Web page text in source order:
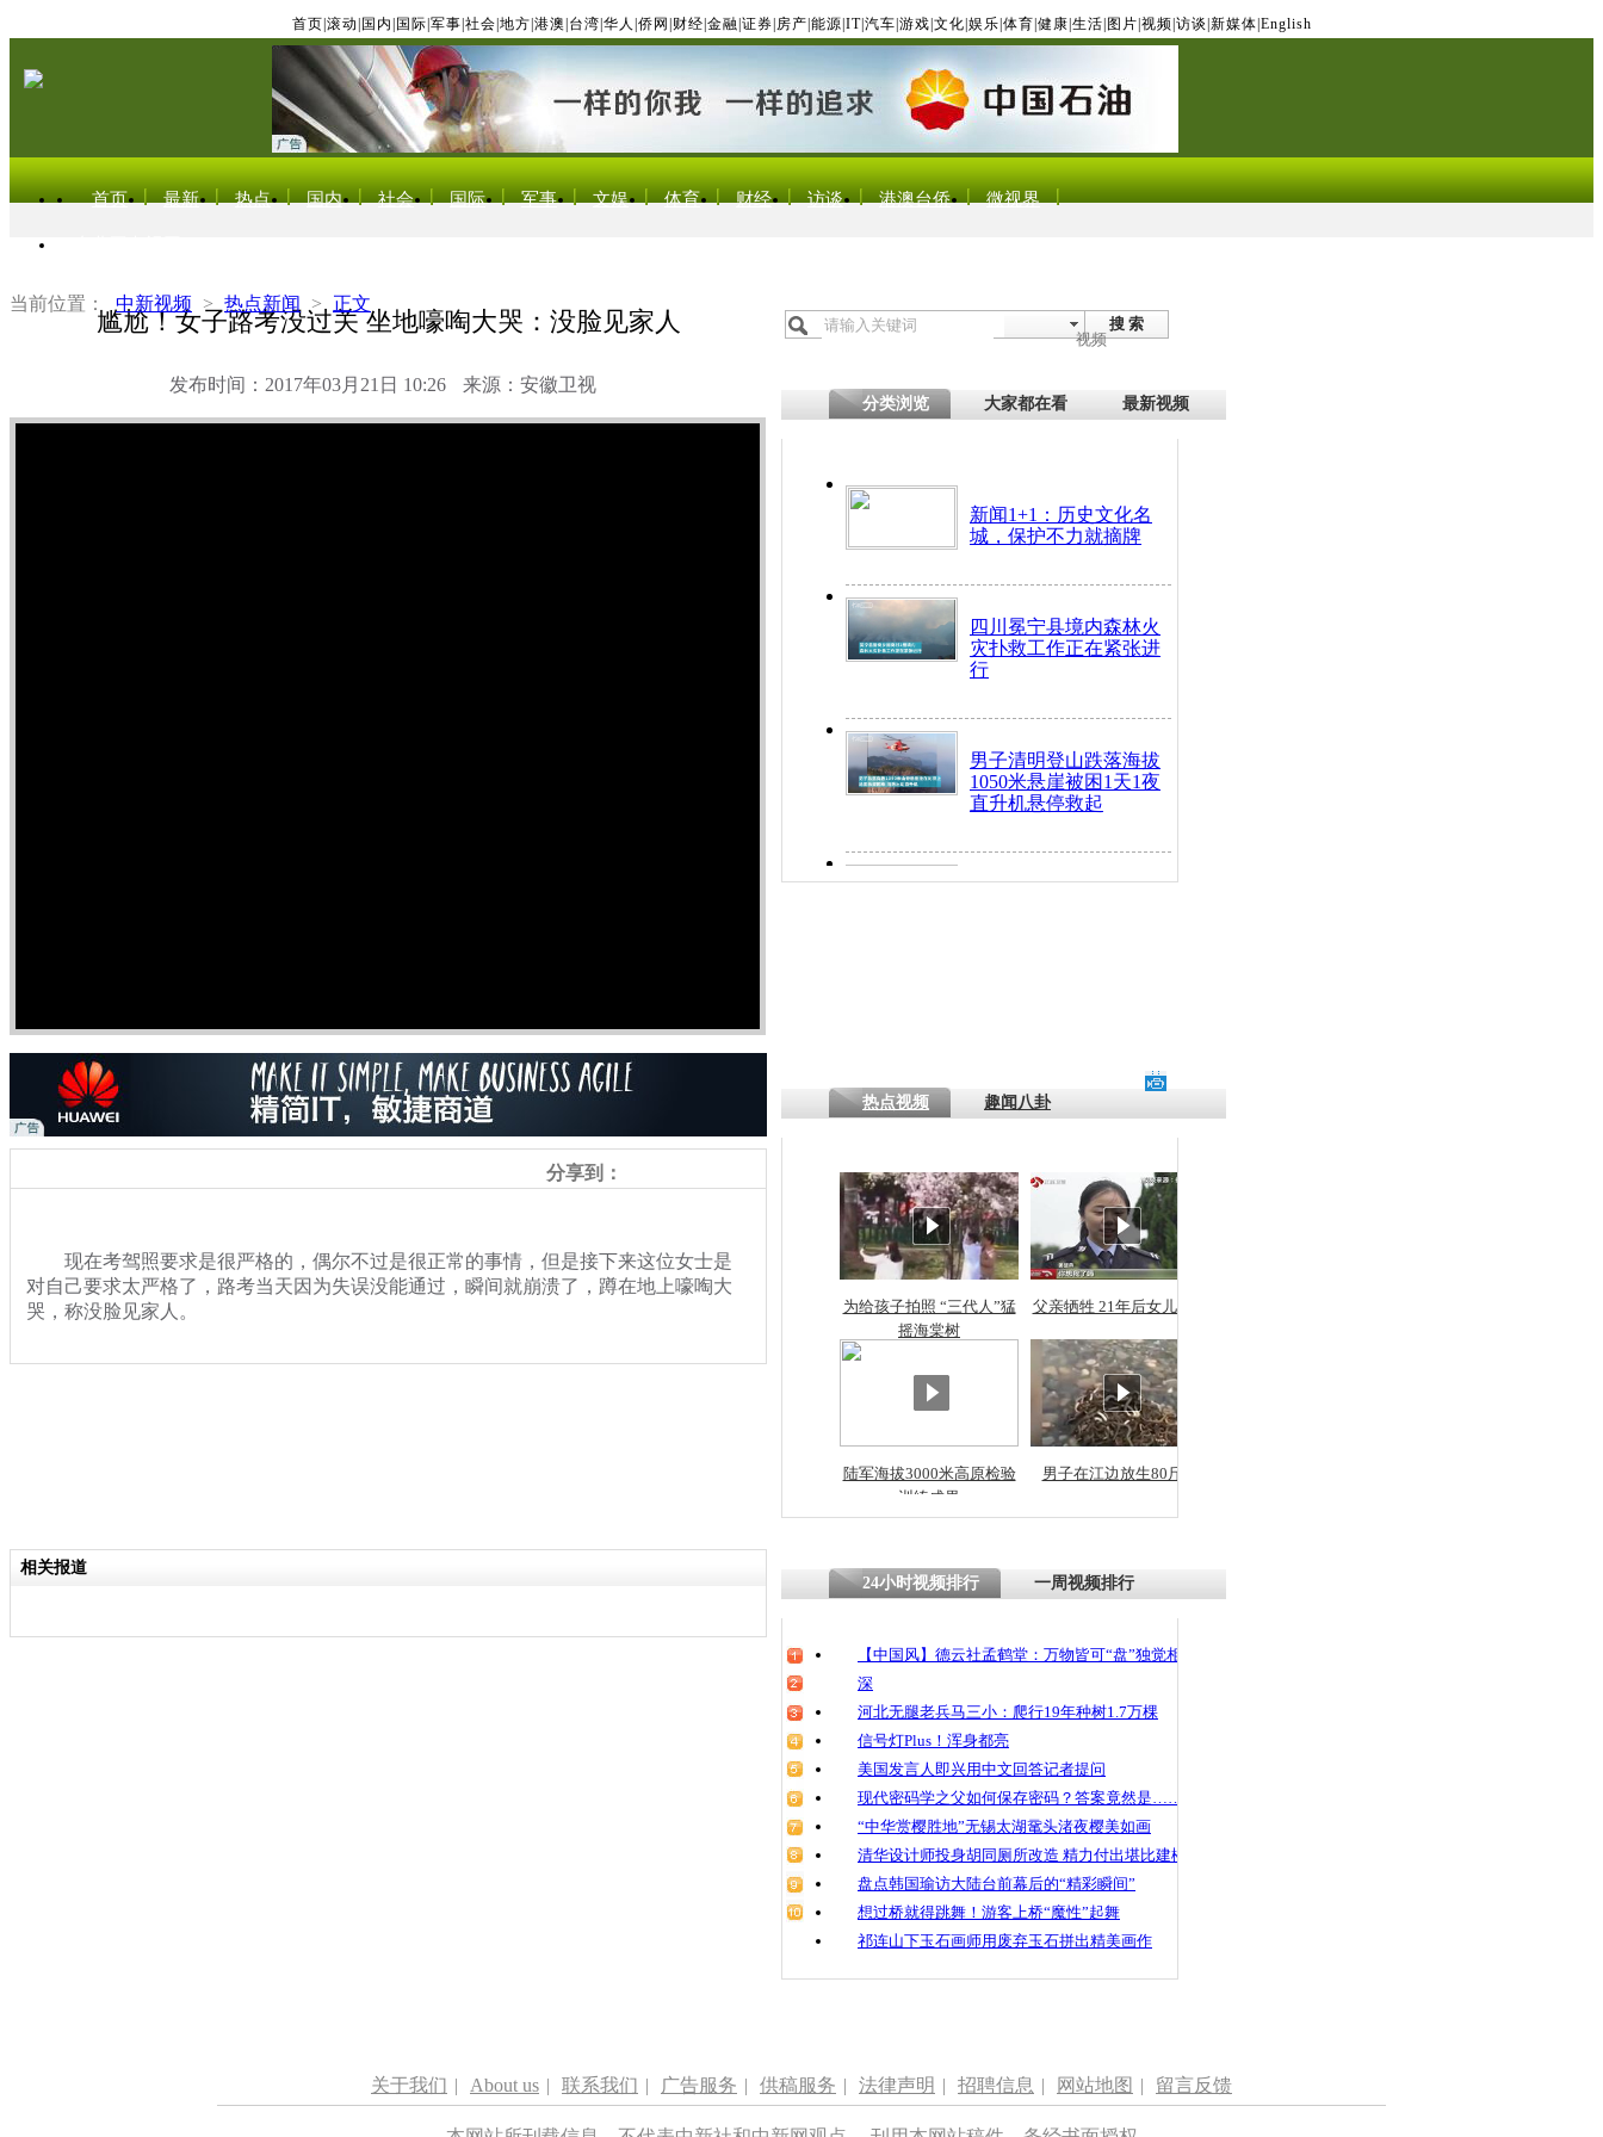
首页 滚动 国内 国际 军事 社会 地方 港澳 台湾 华人 侨网 财经 金融 证券 房产 能源 IT| 汽车 游戏 文化 娱乐 体育 健康 生活 图片 视频 访谈 新媒体 English
首页 最新 热点 国内 社会 国际 军事 文娱 体育 财经 访谈 港澳台侨 微视界
当前位置： 中新视频 > 热点新闻 > 正文
尴尬！女子路考没过关 坐地嚎啕大哭：没脸见家人
发布时间：2017年03月21日 10:26 来源：安徽卫视
搜 索
视频
分类浏览 大家都在看 最新视频
新闻1+1：历史文化名
城，保护不力就摘牌
四川冕宁县境内森林火
灾扑救工作正在紧张进
行
男子清明登山跌落海拔
1050米悬崖被困1天1夜
直升机悬停救起
探访传承四千年传统习
俗：近万民众为娥皇女
英省亲送行
小伙骑车逆行被查情绪
崩溃 网上回答崩溃原
四川兴文苗乡上万人欢
魂
女子路考没过关嚎啕大
哭
分享到：
现在考驾照要求是很严格的，偶尔不过是很正常的事情，但是接下来这位女士是
对自己要求太严格了，路考当天因为失误没能通过，瞬间就崩溃了，蹲在地上嚎啕大
哭，称没脸见家人。
热点视频 趣闻八卦
为给孩子拍照 “三代人”猛
摇海棠树
父亲牺牲 21年后女儿从警
陆军海拔3000米高原检验
训练成果
男子在江边放生80斤蛇
相关报道
24小时视频排行
一周视频排行
【中国风】德云社孟鹤堂：万物皆可“盘”独觉相声
深
河北无腿老兵马三小：爬行19年种树1.7万棵
信号灯Plus！浑身都亮
美国发言人即兴用中文回答记者提问
现代密码学之父如何保存密码？答案竟然是……
“中华赏樱胜地”无锡太湖鼋头渚夜樱美如画
清华设计师投身胡同厕所改造 精力付出堪比建楼
盘点韩国瑜访大陆台前幕后的“精彩瞬间”
想过桥就得跳舞！游客上桥“魔性”起舞
祁连山下玉石画师用废弃玉石拼出精美画作
关于我们 | About us | 联系我们 | 广告服务 | 供稿服务 | 法律声明 | 招聘信息 | 网站地图 | 留言反馈